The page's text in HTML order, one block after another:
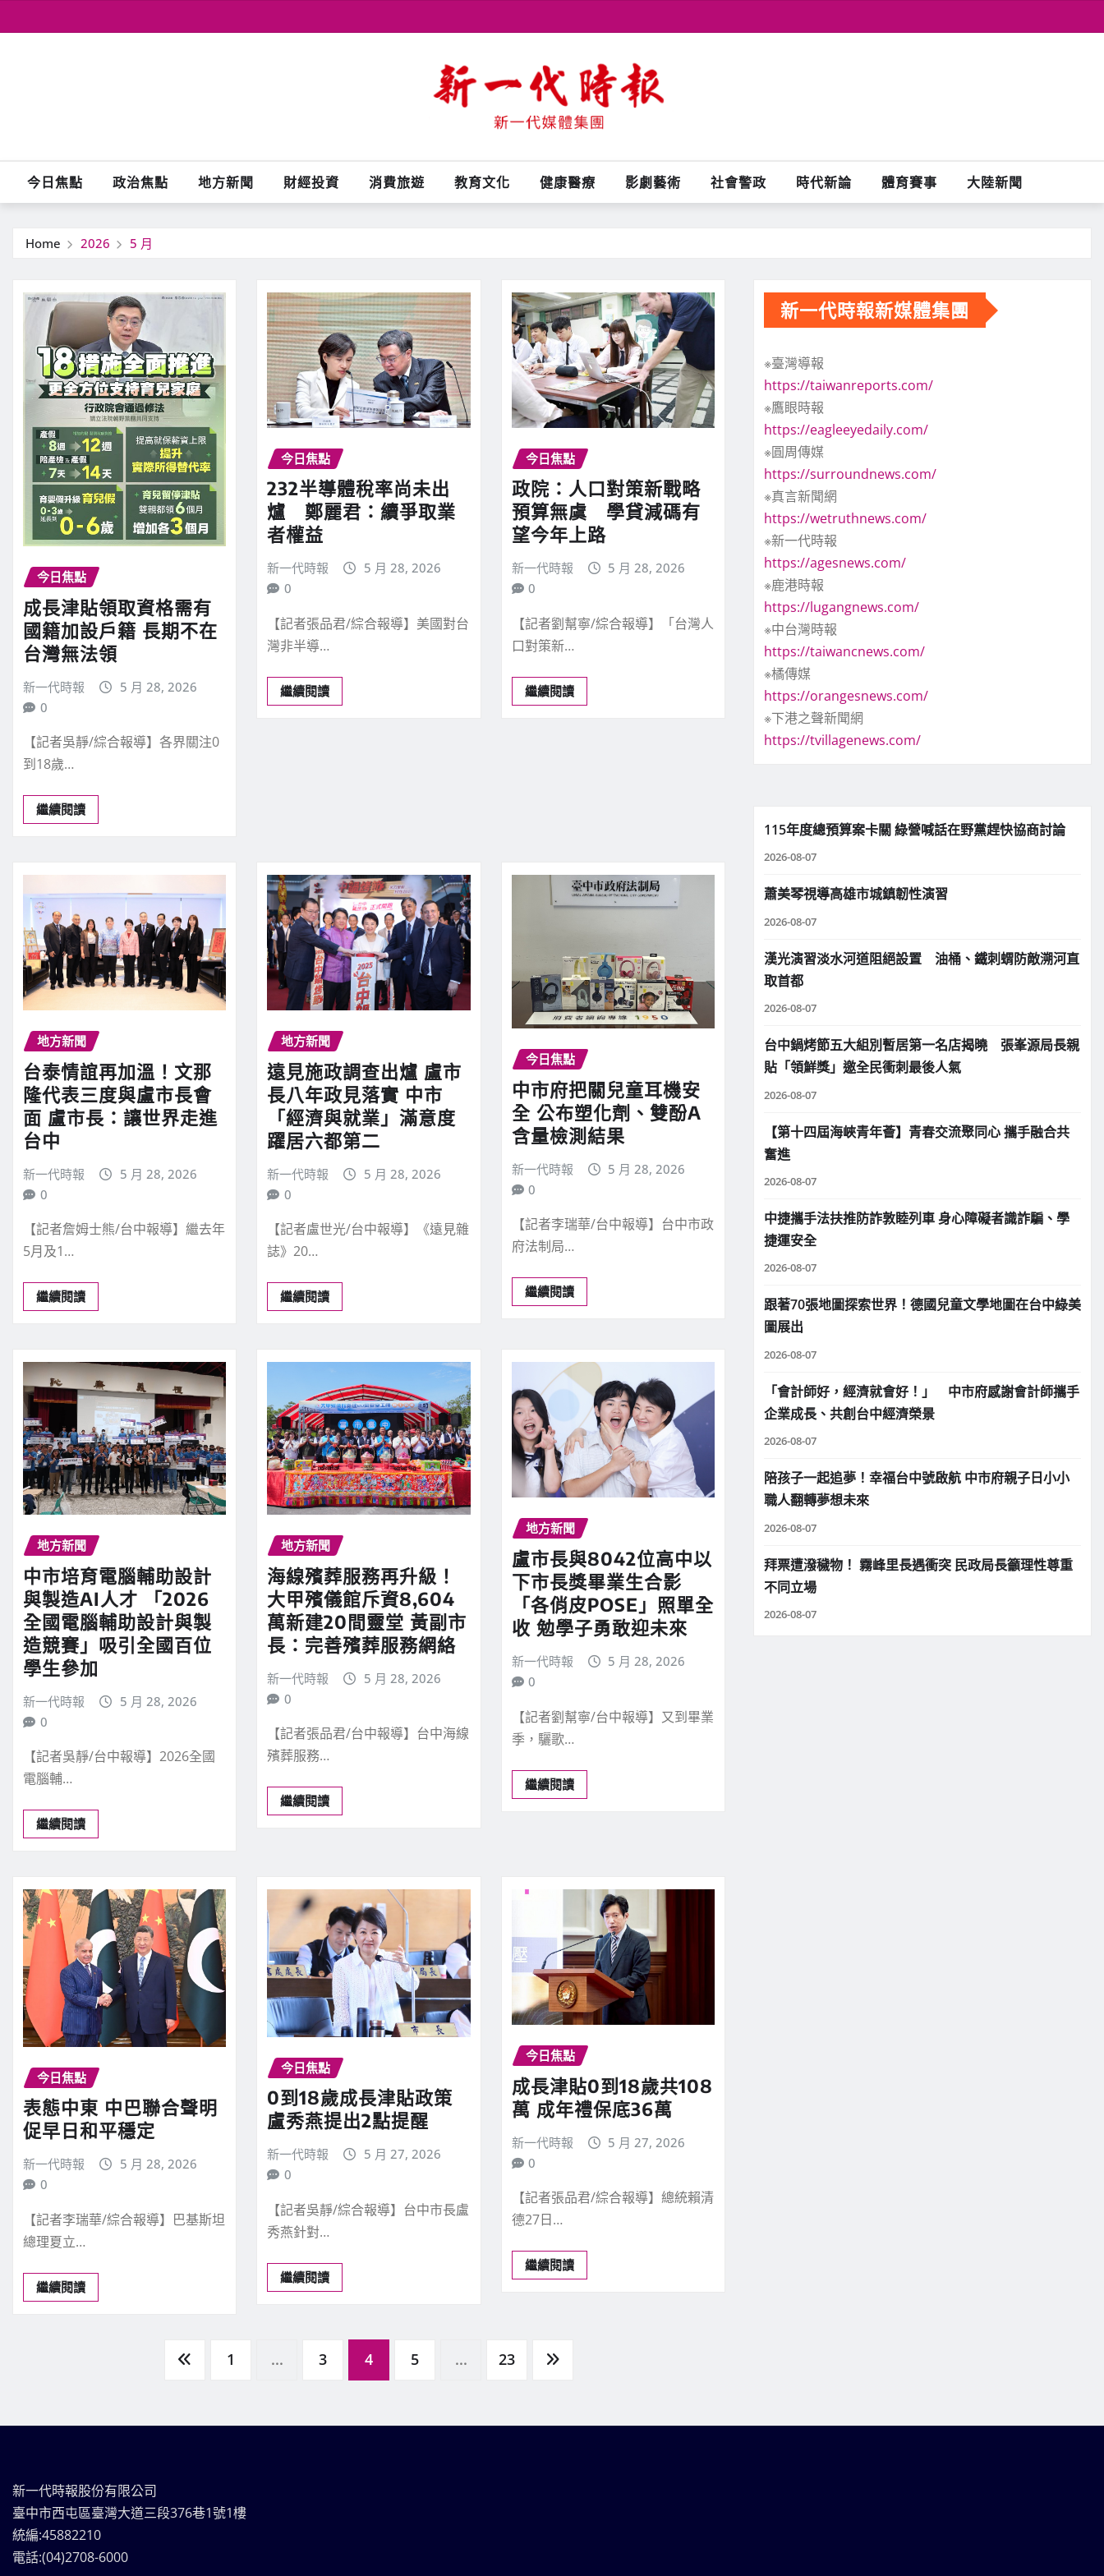
to
今日焦點 政治焦點 地方新聞 財經投資 消費旅遊 教育文化 健康醫療 影劇藝術 社會警政 時代新論 體育賽事 大陸新聞
Home 2026 5 月
今日焦點
成長津貼領取資格需有
國籍加設戶籍 長期不在
台灣無法領
新一代時報
5 月 28, 2026
0
【記者吳靜/綜合報導】各界關注0
到18歲…
繼續閱讀
今日焦點
232半導體稅率尚未出
爐 鄭麗君：續爭取業
者權益
新一代時報
5 月 28, 2026
0
【記者張品君/綜合報導】美國對台
灣非半導…
繼續閱讀
今日焦點
政院：人口對策新戰略
預算無虞 學貸減碼有
望今年上路
新一代時報
5 月 28, 2026
0
【記者劉幫寧/綜合報導】「台灣人
口對策新…
繼續閱讀
地方新聞
台泰情誼再加溫！文那
隆代表三度與盧市長會
面 盧市長：讓世界走進
台中
新一代時報
5 月 28, 2026
0
【記者詹姆士熊/台中報導】繼去年
5月及1…
繼續閱讀
地方新聞
遠見施政調查出爐 盧市
長八年政見落實 中市
「經濟與就業」滿意度
躍居六都第二
新一代時報
5 月 28, 2026
0
【記者盧世光/台中報導】《遠見雜
誌》20…
繼續閱讀
今日焦點
中市府把關兒童耳機安
全 公布塑化劑、雙酚A
含量檢測結果
新一代時報
5 月 28, 2026
0
【記者李瑞華/台中報導】台中市政
府法制局…
繼續閱讀
地方新聞
中市培育電腦輔助設計
與製造AI人才 「2026
全國電腦輔助設計與製
造競賽」吸引全國百位
學生參加
新一代時報
5 月 28, 2026
0
【記者吳靜/台中報導】2026全國
電腦輔…
繼續閱讀
地方新聞
海線殯葬服務再升級！
大甲殯儀館斥資8,604
萬新建20間靈堂 黃副市
長：完善殯葬服務網絡
新一代時報
5 月 28, 2026
0
【記者張品君/台中報導】台中海線
殯葬服務…
繼續閱讀
地方新聞
盧市長與8042位高中以
下市長獎畢業生合影
「各俏皮POSE」照單全
收 勉學子勇敢迎未來
新一代時報
5 月 28, 2026
0
【記者劉幫寧/台中報導】又到畢業
季，驪歌…
繼續閱讀
今日焦點
表態中東 中巴聯合聲明
促早日和平穩定
新一代時報
5 月 28, 2026
0
【記者李瑞華/綜合報導】巴基斯坦
總理夏立…
繼續閱讀
今日焦點
0到18歲成長津貼政策
盧秀燕提出2點提醒
新一代時報
5 月 27, 2026
0
【記者吳靜/綜合報導】台中市長盧
秀燕針對…
繼續閱讀
今日焦點
成長津貼0到18歲共108
萬 成年禮保底36萬
新一代時報
5 月 27, 2026
0
【記者張品君/綜合報導】總統賴清
德27日…
繼續閱讀
頁
1 ... 3 4 5 ... 23
新一代時報新媒體集團
※臺灣導報
https://taiwanreports.com/
※鷹眼時報
https://eagleeyedaily.com/
※圓周傳媒
https://surroundnews.com/
※真言新聞網
https://wetruthnews.com/
※新一代時報
https://agesnews.com/
※鹿港時報
https://lugangnews.com/
※中台灣時報
https://taiwancnews.com/
※橘傳媒
https://orangesnews.com/
※下港之聲新聞網
https://tvillagenews.com/
115年度總預算案卡關 綠營喊話在野黨趕快協商討論
2026-08-07
蕭美琴視導高雄市城鎮韌性演習
2026-08-07
漢光演習淡水河道阻絕設置 油桶、鐵刺蝟防敵溯河直
取首都
2026-08-07
台中鍋烤節五大組別暫居第一名店揭曉 張峯源局長親
貼「領鮮獎」邀全民衝刺最後人氣
2026-08-07
【第十四屆海峽青年薈】青春交流聚同心 攜手融合共
奮進
2026-08-07
中捷攜手法扶推防詐敦睦列車 身心障礙者識詐騙、學
捷運安全
2026-08-07
跟著70張地圖探索世界！德國兒童文學地圖在台中綠美
圖展出
2026-08-07
「會計師好，經濟就會好！」 中市府感謝會計師攜手
企業成長、共創台中經濟榮景
2026-08-07
陪孩子一起追夢！幸福台中號啟航 中市府親子日小小
職人翻轉夢想未來
2026-08-07
拜票遭潑穢物！ 霧峰里長遇衝突 民政局長籲理性尊重
不同立場
2026-08-07
新一代時報股份有限公司
臺中市西屯區臺灣大道三段376巷1號1樓
統編:45882210
電話:(04)2708-6000